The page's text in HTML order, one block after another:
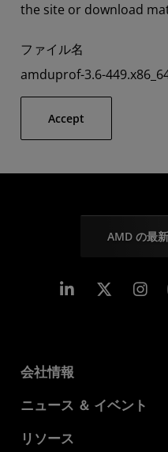
the site or download
ファイル名
amduprof-3.6-
Accept
AMD の最
Linkedin
会社情報
AMD について
企業責任
ニュース ＆ イベント
ニュースルーム
リソース